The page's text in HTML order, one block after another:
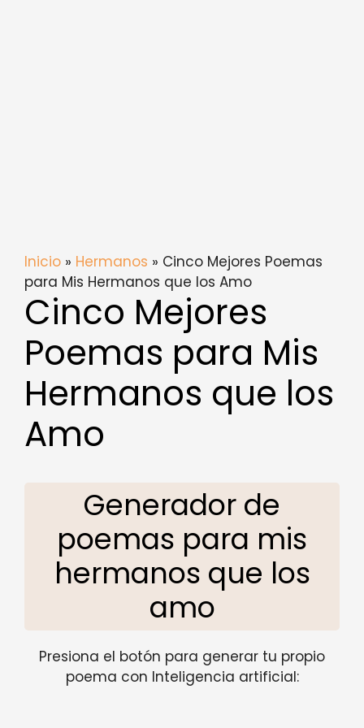
Inicio » Hermanos » Cinco Mejores Poemas
para Mis Hermanos que los Amo
Cinco Mejores
Poemas para Mis
Hermanos que los
Amo
Generador de
poemas para mis
hermanos que los
amo
Presiona el botón para generar tu propio
poema con Inteligencia artificial: